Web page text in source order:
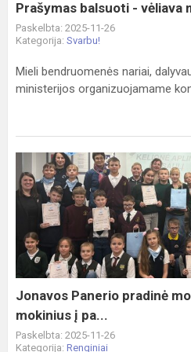
Prašymas balsuoti - vėliava
Paskelbta: 2025-11-26
Kategorija: Svarbu!
Mieli bendruomenės nariai,
ministerijos organizuojamame
Jonavos
Panerio
pradinė
mokykla
subūrė
rajono
mokinius
pa...
Jonavos Panerio pradinė
mokinius į pa...
Paskelbta: 2025-11-26
Kategorija: Renginiai